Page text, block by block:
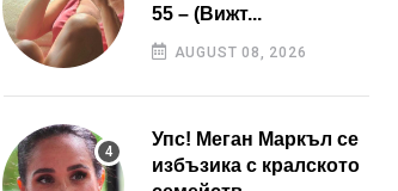
55 – (Вижт...
AUGUST 08, 2026
Упс! Меган Маркъл се
избъзика с кралското